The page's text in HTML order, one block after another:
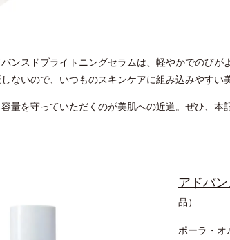
ンスドブライトニングセラムは、軽やかでのび
ないので、いつものスキンケアに組み込みやすい
量を守っていただくのが美肌への近道。ぜひ、本
アドバ
品）
ポーラ・オ